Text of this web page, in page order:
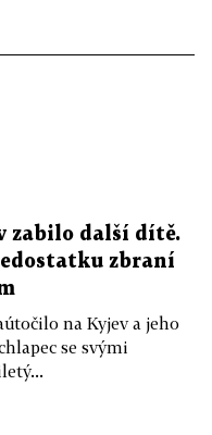
zabilo další dítě.
zbraní
na Kyjev a jeho
se svými